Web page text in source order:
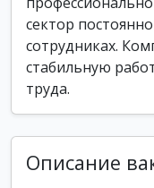
сектор
сотрудниках.
стабильную
труда.
Описание